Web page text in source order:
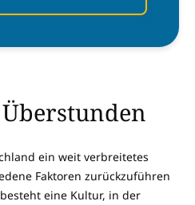
ein weit verbreitetes
Faktoren zurückzuführen
eine Kultur, in der